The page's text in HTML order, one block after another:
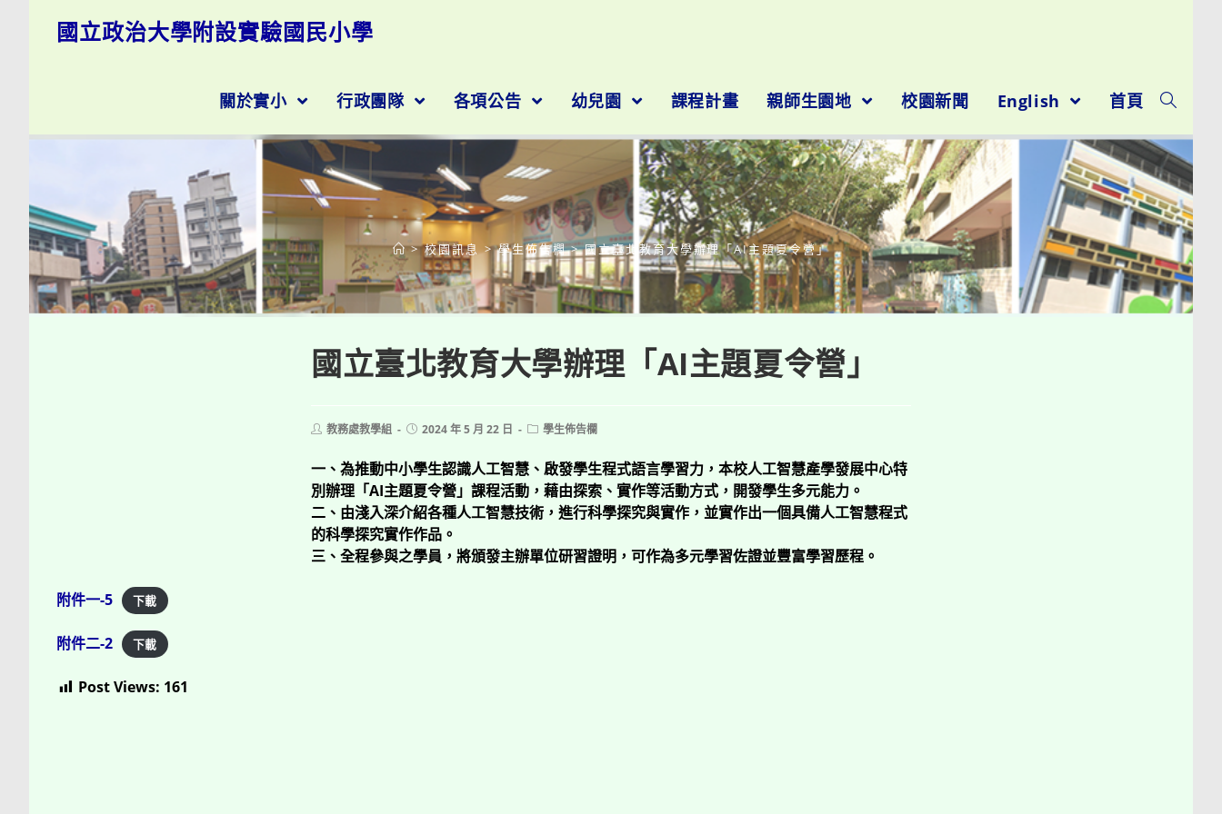
國立政治大學附設實驗國民小學
關於實小 行政團隊 各項公告 幼兒園 課程計畫 親師生園地 校園新聞 English 首頁
部落格
> 校園訊息 > 學生佈告欄 > 國立臺北教育大學辦理「AI主題夏令營」
國立臺北教育大學辦理「AI主題夏令營」
Post教務處教學組
Post2024 年 5 月 22 日
Post學生佈告欄
一、為推動中小學生認識人工智慧、啟發學生程式語言學習力，本校人工智慧產學發展中心特
別辦理「AI主題夏令營」課程活動，藉由探索、實作等活動方式，開發學生多元能力。
二、由淺入深介紹各種人工智慧技術，進行科學探究與實作，並實作出一個具備人工智慧程式
的科學探究實作作品。
三、全程參與之學員，將頒發主辦單位研習證明，可作為多元學習佐證並豐富學習歷程。
附件一-5 下載
附件二-2 下載
Post Views: 161